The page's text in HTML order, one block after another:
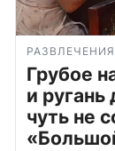
РАЗВЛЕЧЕНИЯ
Грубое
и ругань
чуть не